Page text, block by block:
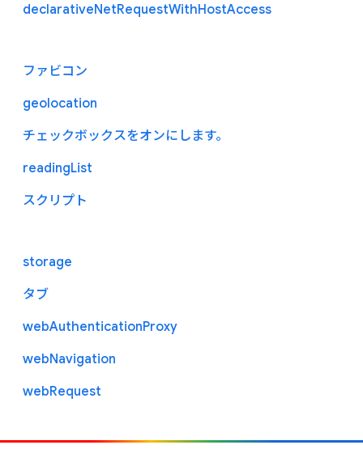
declarativeNetRequestWithHostAccess
ファビコン
geolocation
チェックボックスをオンにします。
readingList
スクリプト
storage
タブ
webAuthenticationProxy
webNavigation
webRequest